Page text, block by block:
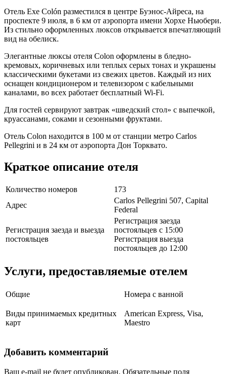
Отель Exe Colón разместился в центре Буэнос-Айреса, на
проспекте 9 июля, в 6 км от аэропорта имени Хорхе Ньюбери.
Из стильно оформленных люксов открывается впечатляющий
вид на обелиск.
Элегантные люксы отеля Colon оформлены в бледно-
кремовых, коричневых или теплых серых тонах и украшены
классическими букетами из свежих цветов. Каждый из них
оснащен кондиционером и телевизором с кабельными
каналами, во всех работает бесплатный Wi-Fi.
Для гостей сервируют завтрак «шведский стол» с выпечкой,
круассанами, соками и сезонными фруктами.
Отель Colon находится в 100 м от станции метро Carlos
Pellegrini и в 24 км от аэропорта Дон Торквато.
Краткое описание отеля
Количество номеров
173
Адрес
Carlos Pellegrini 507, Capital
Federal
Регистрация заезда и выезда
постояльцев
Регистрация заезда
постояльцев с 15:00
Регистрация выезда
постояльцев до 12:00
Услуги, предоставляемые отелем
Общие Номера с ванной
Виды принимаемых кредитных
карт
American Express, Visa,
Maestro
Добавить комментарий
Ваш e-mail не будет опубликован. Обязательные поля